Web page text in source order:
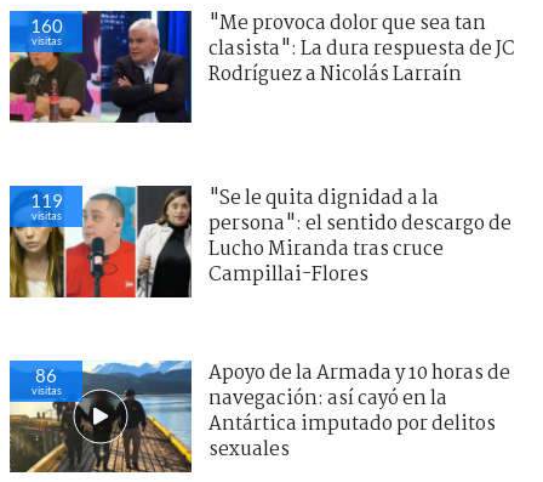
160
visitas
"Me provoca dolor que sea tan
clasista": La dura respuesta de JC
Rodríguez a Nicolás Larraín
119
visitas
"Se le quita dignidad a la
persona": el sentido descargo de
Lucho Miranda tras cruce
Campillai-Flores
86
visitas
Apoyo de la Armada y 10 horas de
navegación: así cayó en la
Antártica imputado por delitos
sexuales